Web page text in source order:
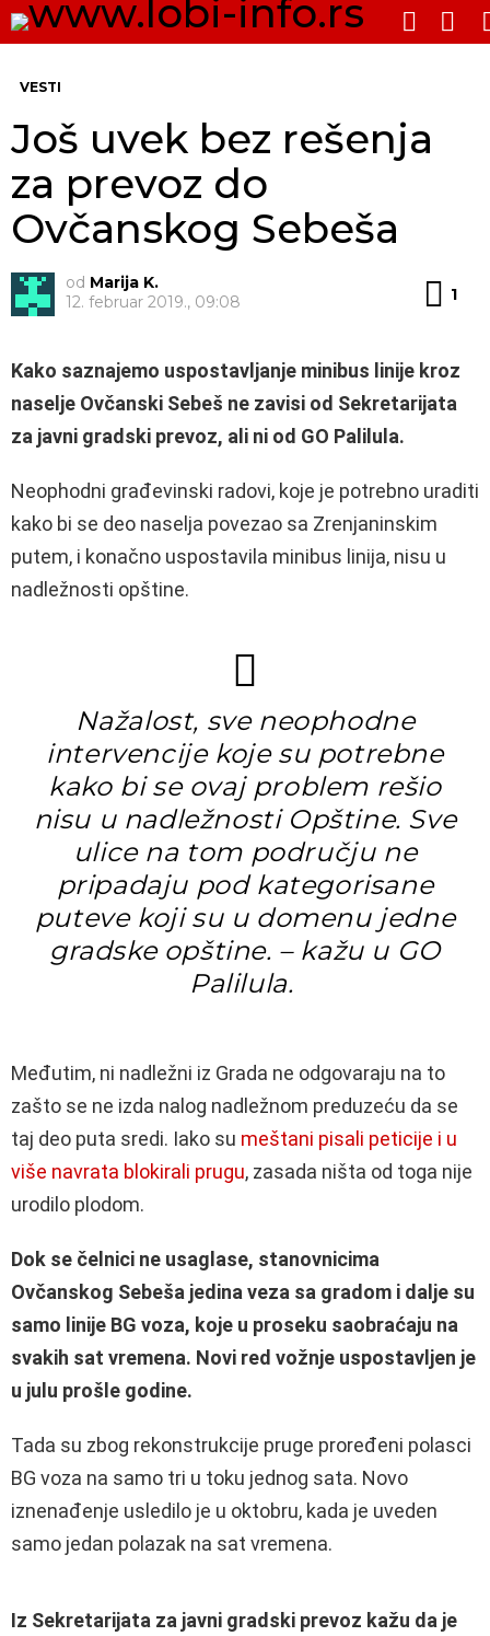
SWITCH
SKIN
VESTI
Još uvek bez rešenja
za prevoz do
Ovčanskog Sebeša
od Marija K.
12. februar 2019., 09:08
1
Kako saznajemo uspostavljanje minibus linije kroz
naselje Ovčanski Sebeš ne zavisi od Sekretarijata
za javni gradski prevoz, ali ni od GO Palilula.
Neophodni građevinski radovi, koje je potrebno uraditi
kako bi se deo naselja povezao sa Zrenjaninskim
putem, i konačno uspostavila minibus linija, nisu u
nadležnosti opštine.
Nažalost, sve neophodne
intervencije koje su potrebne
kako bi se ovaj problem rešio
nisu u nadležnosti Opštine. Sve
ulice na tom području ne
pripadaju pod kategorisane
puteve koji su u domenu jedne
gradske opštine. – kažu u GO
Palilula.
Međutim, ni nadležni iz Grada ne odgovaraju na to
zašto se ne izda nalog nadležnom preduzeću da se
taj deo puta sredi. Iako su meštani pisali peticije i u
više navrata blokirali prugu, zasada ništa od toga nije
urodilo plodom.
Dok se čelnici ne usaglase, stanovnicima
Ovčanskog Sebeša jedina veza sa gradom i dalje su
samo linije BG voza, koje u proseku saobraćaju na
svakih sat vremena. Novi red vožnje uspostavljen je
u julu prošle godine.
Tada su zbog rekonstrukcije pruge proređeni polasci
BG voza na samo tri u toku jednog sata. Novo
iznenađenje usledilo je u oktobru, kada je uveden
samo jedan polazak na sat vremena.
Iz Sekretarijata za javni gradski prevoz kažu da je